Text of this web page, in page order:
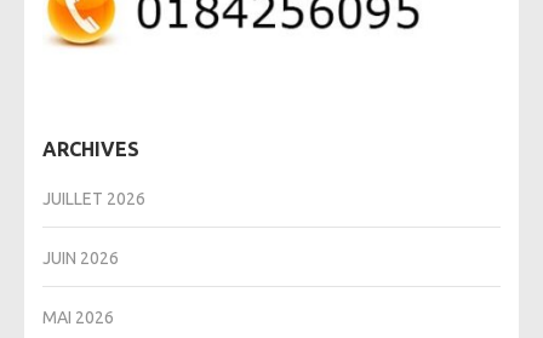
ARCHIVES
JUILLET 2026
JUIN 2026
MAI 2026